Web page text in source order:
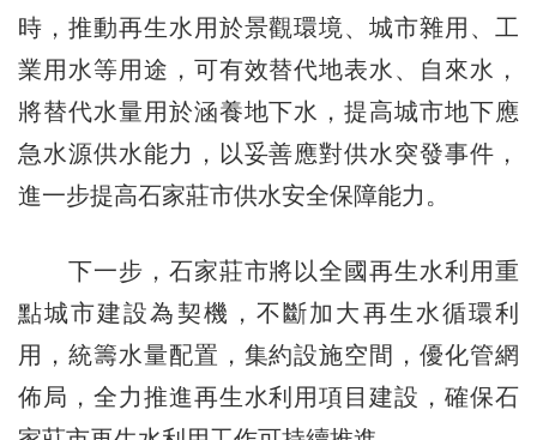
時，推動再生水用於景觀環境、城市雜用、工
業用水等用途，可有效替代地表水、自來水，
將替代水量用於涵養地下水，提高城市地下應
急水源供水能力，以妥善應對供水突發事件，
進一步提高石家莊市供水安全保障能力。
下一步，石家莊市將以全國再生水利用重
點城市建設為契機，不斷加大再生水循環利
用，統籌水量配置，集約設施空間，優化管網
佈局，全力推進再生水利用項目建設，確保石